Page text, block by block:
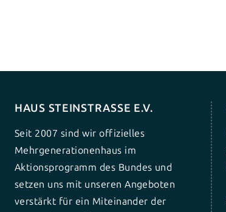
HAUS STEINSTRASSE E.V.
Seit 2007 sind wir offizielles
Mehrgenerationenhaus im
Aktionsprogramm des Bundes und
setzen uns mit unseren Angeboten
verstärkt für ein Miteinander der